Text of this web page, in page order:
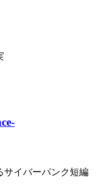
サイバーパンク短編